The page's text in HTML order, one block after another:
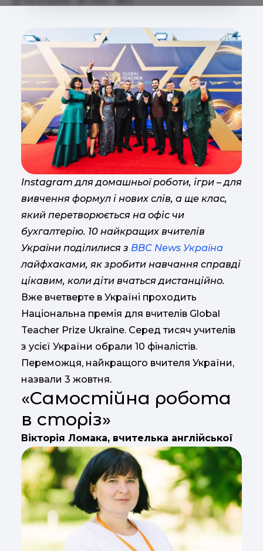
Instagram для домашньої роботи, ігри – для
вивчення формул і нових слів, а ще клас,
який перетворюється на офіс чи
бухгалтерію. 10 найкращих вчителів
України поділилися з ВВС News Україна
лайфхаками, як зробити навчання справді
цікавим, коли діти вчаться дистанційно.
Вже вчетверте в Україні проходить
Національна премія для вчителів Global
Teacher Prize Ukraine. Серед тисяч учителів
з усієї України обрали 10 фіналістів.
Переможця, найкращого вчителя України,
назвали 3 жовтня.
«Cамостійна робота
в сторіз»
Вікторія Ломака, вчителька англійської